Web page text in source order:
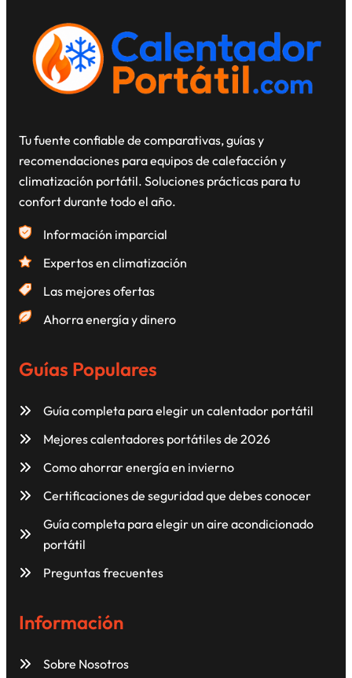
Tu fuente confiable de comparativas, guías y
recomendaciones para equipos de calefacción y
climatización portátil. Soluciones prácticas para tu
confort durante todo el año.
Información imparcial
Expertos en climatización
Las mejores ofertas
Ahorra energía y dinero
Guías Populares
Guía completa para elegir un calentador portátil
Mejores calentadores portátiles de 2026
Como ahorrar energía en invierno
Certificaciones de seguridad que debes conocer
Guía completa para elegir un aire acondicionado
portátil
Preguntas frecuentes
Información
Sobre Nosotros